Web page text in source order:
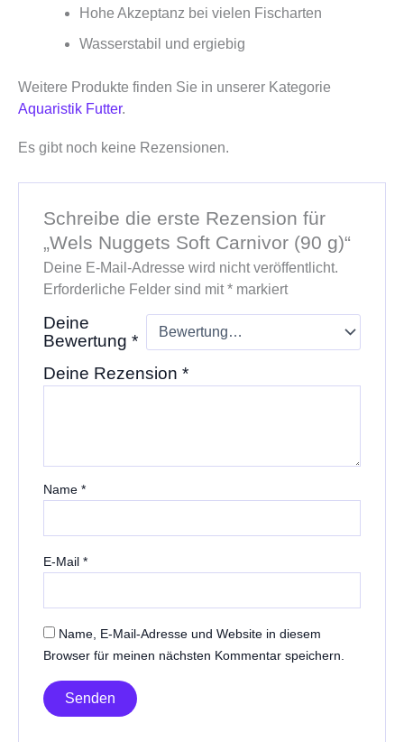
Hohe Akzeptanz bei vielen Fischarten
Wasserstabil und ergiebig
Weitere Produkte finden Sie in unserer Kategorie
Aquaristik Futter.
Es gibt noch keine Rezensionen.
Schreibe die erste Rezension für
„Wels Nuggets Soft Carnivor (90 g)“
Deine E-Mail-Adresse wird nicht veröffentlicht.
Erforderliche Felder sind mit*markiert
Deine
Bewertung *
Deine Rezension *
Name *
E-Mail *
Name, E-Mail-Adresse und Website in diesem
Browser für meinen nächsten Kommentar speichern.